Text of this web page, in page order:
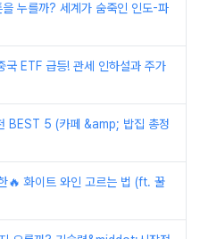
누를까? 세계가 숨죽인 인도-파
ETF 급등! 관세 인하설과 주가
BEST 5 (카페 &amp; 밥집 총정
🔥 화이트 와인 고르는 법 (ft. 꿀